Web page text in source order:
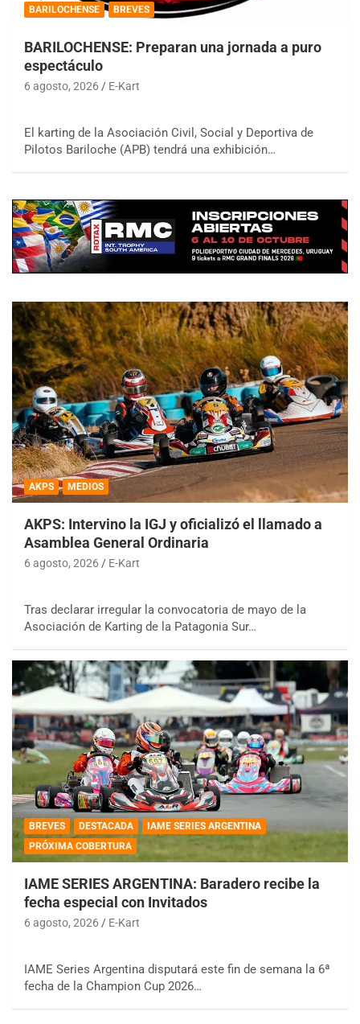
BARILOCHENSE BREVES
BARILOCHENSE: Preparan una jornada a puro
espectáculo
6 agosto, 2026 E-Kart
El karting de la Asociación Civil, Social y Deportiva de
Pilotos Bariloche (APB) tendrá una exhibición…
AKPS MEDIOS
AKPS: Intervino la IGJ y oficializó el llamado a
Asamblea General Ordinaria
6 agosto, 2026 E-Kart
Tras declarar irregular la convocatoria de mayo de la
Asociación de Karting de la Patagonia Sur…
BREVES DESTACADA
IAME SERIES ARGENTINA
PRÓXIMA COBERTURA
IAME SERIES ARGENTINA: Baradero recibe la
fecha especial con Invitados
6 agosto, 2026 E-Kart
IAME Series Argentina disputará este fin de semana la 6ª
fecha de la Champion Cup 2026…